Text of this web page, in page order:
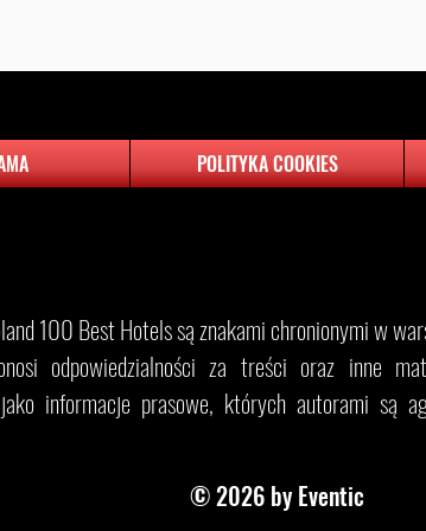
POLITYKA COOKIES
100 Best Hotels są znakami chronionymi w
odpowiedzialności za treści oraz inne
jako informacje prasowe, których autorami są
© 2026 by Eventic